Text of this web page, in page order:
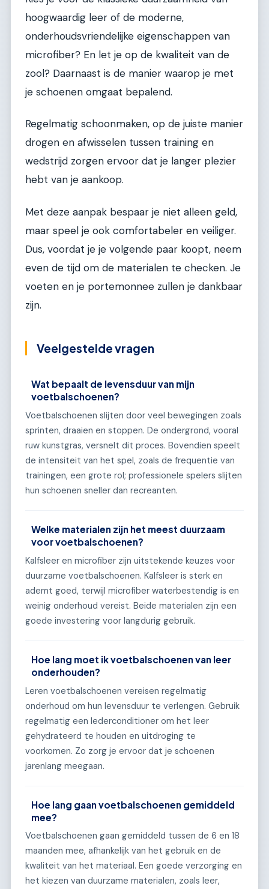
hoogwaardig leer of de moderne,
onderhoudsvriendelijke eigenschappen van
microfiber? En let je op de kwaliteit van de
zool? Daarnaast is de manier waarop je met
je schoenen omgaat bepalend.
Regelmatig schoonmaken, op de juiste manier
drogen en afwisselen tussen training en
wedstrijd zorgen ervoor dat je langer plezier
hebt van je aankoop.
Met deze aanpak bespaar je niet alleen geld,
maar speel je ook comfortabeler en veiliger.
Dus, voordat je je volgende paar koopt, neem
even de tijd om de materialen te checken. Je
voeten en je portemonnee zullen je dankbaar
zijn.
Veelgestelde vragen
Wat bepaalt de levensduur van mijn
voetbalschoenen?
Voetbalschoenen slijten door veel bewegingen zoals
sprinten, draaien en stoppen. De ondergrond, vooral
ruw kunstgras, versnelt dit proces. Bovendien speelt
de intensiteit van het spel, zoals de frequentie van
trainingen, een grote rol; professionele spelers slijten
hun schoenen sneller dan recreanten.
Welke materialen zijn het meest duurzaam
voor voetbalschoenen?
Kalfsleer en microfiber zijn uitstekende keuzes voor
duurzame voetbalschoenen. Kalfsleer is sterk en
ademt goed, terwijl microfiber waterbestendig is en
weinig onderhoud vereist. Beide materialen zijn een
goede investering voor langdurig gebruik.
Hoe lang moet ik voetbalschoenen van leer
onderhouden?
Leren voetbalschoenen vereisen regelmatig
onderhoud om hun levensduur te verlengen. Gebruik
regelmatig een lederconditioner om het leer
gehydrateerd te houden en uitdroging te
voorkomen. Zo zorg je ervoor dat je schoenen
jarenlang meegaan.
Hoe lang gaan voetbalschoenen gemiddeld
mee?
Voetbalschoenen gaan gemiddeld tussen de 6 en 18
maanden mee, afhankelijk van het gebruik en de
kwaliteit van het materiaal. Een goede verzorging en
het kiezen van duurzame materialen, zoals leer,